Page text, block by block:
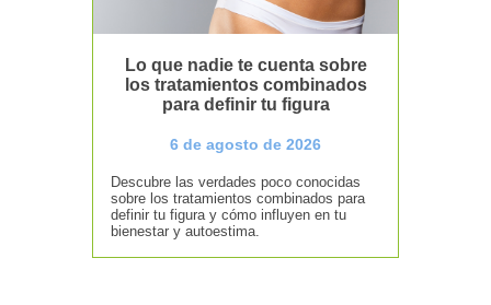
Lo que nadie te cuenta sobre
los tratamientos combinados
para definir tu figura
6 de agosto de 2026
Descubre las verdades poco conocidas
sobre los tratamientos combinados para
definir tu figura y cómo influyen en tu
bienestar y autoestima.